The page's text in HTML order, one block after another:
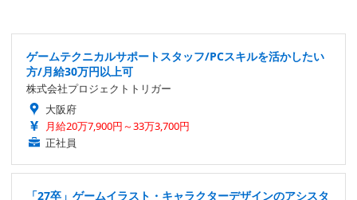
ゲームテクニカルサポートスタッフ/PCスキルを活かしたい
方/月給30万円以上可
株式会社プロジェクトトリガー
大阪府
月給20万7,900円～33万3,700円
正社員
「27卒」ゲームイラスト・キャラクターデザインのアシスタ